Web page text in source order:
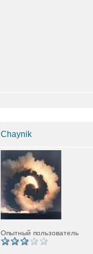
Chaynik
Опытный пользователь